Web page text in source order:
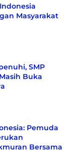
Masyarakat
SMP
Buka
Pemuda
Bersama